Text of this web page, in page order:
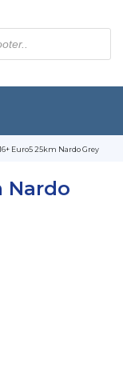
Euro5 25km Nardo Grey
Nardo